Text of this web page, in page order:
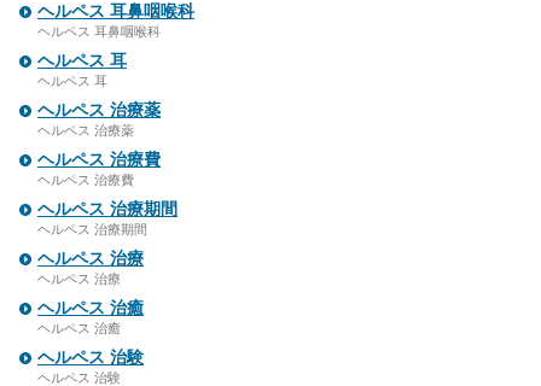
ヘルペス 耳鼻咽喉科
ヘルペス 耳鼻咽喉科
ヘルペス 耳
ヘルペス 耳
ヘルペス 治療薬
ヘルペス 治療薬
ヘルペス 治療費
ヘルペス 治療費
ヘルペス 治療期間
ヘルペス 治療期間
ヘルペス 治療
ヘルペス 治療
ヘルペス 治癒
ヘルペス 治癒
ヘルペス 治験
ヘルペス 治験